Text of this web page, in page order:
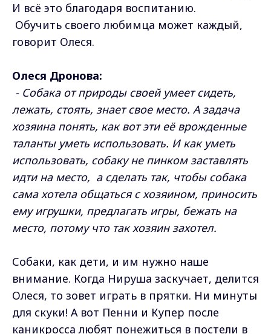
И всё это благодаря воспитанию.
Обучить своего любимца может каждый,
говорит Олеся.
Олеся Дронова:
- Собака от природы своей умеет сидеть,
лежать, стоять, знает свое место. А задача
хозяина понять, как вот эти её врожденные
таланты уметь использовать. И как уметь
использовать, собаку не пинком заставлять
идти на место, а сделать так, чтобы собака
сама хотела общаться с хозяином, приносить
ему игрушки, предлагать игры, бежать на
место, потому что так хозяин захотел.
Собаки, как дети, и им нужно наше
внимание. Когда Нируша заскучает, делится
Олеся, то зовет играть в прятки. Ни минуты
для скуки! А вот Пенни и Купер после
каникросса любят понежиться в постели в